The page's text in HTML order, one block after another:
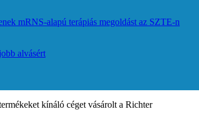
mRNS-alapú terápiás megoldást az SZTE-n
alvásért
kínáló céget vásárolt a Richter